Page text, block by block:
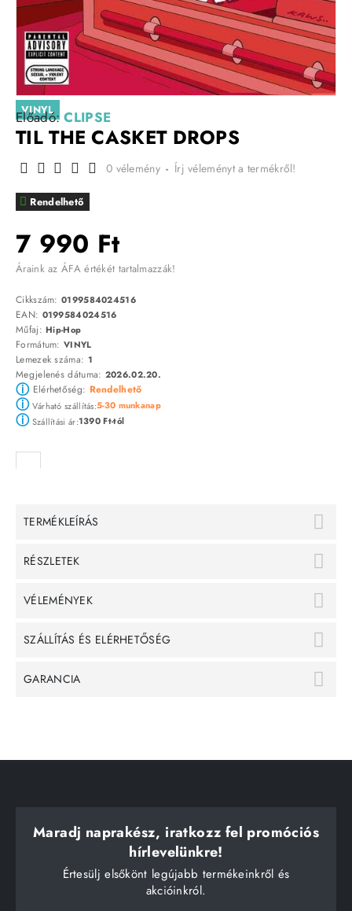
VINYL
Előadó:CLIPSE
TIL THE CASKET DROPS
Rendelhető
0 vélemény - Írj véleményt a termékről!
7 990 Ft
Áraink az ÁFA értékét tartalmazzák!
Cikkszám: 0199584024516
EAN: 0199584024516
Műfaj:Hip-Hop
Formátum: VINYL
Lemezek száma: 1
Megjelenés dátuma: 2026.02.20.
ⓘElérhetőség: Rendelhető
ⓘVárható szállítás:5-30 munkanap
ⓘSzállítási ár:1390 Ft-tól
TERMÉKLEÍRÁS
RÉSZLETEK
VÉLEMÉNYEK
SZÁLLÍTÁS ÉS ELÉRHETŐSÉG
GARANCIA
Maradj naprakész, iratkozz fel promóciós
hírlevelünkre!
Értesülj elsőkönt legújabb termékeinkről és
akcióinkról.